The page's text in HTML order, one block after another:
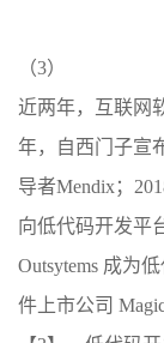
（3）
近两年，互联网
年，自西门子宣
导者Mendix；
向低代码开发平
Outsytems 成为
件上市公司